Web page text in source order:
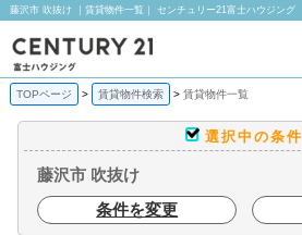
藤沢市 吹抜け ｜賃貸物件一覧｜ センチュリー21富士ハウジング
TOPページ 賃貸物件検索 賃貸物件一覧
選択中の条件
藤沢市 吹抜け
条件を変更